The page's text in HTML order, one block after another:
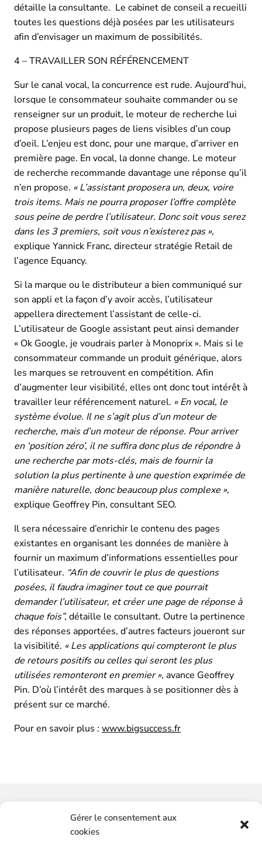
Gérer le consentement aux
cookies
détaille la consultante. Le cabinet de conseil a recueilli
toutes les questions déjà posées par les utilisateurs
afin d’envisager un maximum de possibilités.
4 – TRAVAILLER SON RÉFÉRENCEMENT
Sur le canal vocal, la concurrence est rude. Aujourd’hui,
lorsque le consommateur souhaite commander ou se
renseigner sur un produit, le moteur de recherche lui
propose plusieurs pages de liens visibles d’un coup
d’oeil. L’enjeu est donc, pour une marque, d’arriver en
première page. En vocal, la donne change. Le moteur
de recherche recommande davantage une réponse qu’il
n’en propose. « L’assistant proposera un, deux, voire
trois items. Mais ne pourra proposer l’offre complète
sous peine de perdre l’utilisateur. Donc soit vous serez
dans les 3 premiers, soit vous n’existerez pas »,
explique Yannick Franc, directeur stratégie Retail de
l’agence Equancy.
Si la marque ou le distributeur a bien communiqué sur
son appli et la façon d’y avoir accès, l’utilisateur
appellera directement l’assistant de celle-ci.
L’utilisateur de Google assistant peut ainsi demander
« Ok Google, je voudrais parler à Monoprix ». Mais si le
consommateur commande un produit générique, alors
les marques se retrouvent en compétition. Afin
d’augmenter leur visibilité, elles ont donc tout intérêt à
travailler leur référencement naturel. « En vocal, le
système évolue. Il ne s’agit plus d’un moteur de
recherche, mais d’un moteur de réponse. Pour arriver
en ‘position zéro’, il ne suffira donc plus de répondre à
une recherche par mots-clés, mais de fournir la
solution la plus pertinente à une question exprimée de
manière naturelle, donc beaucoup plus complexe »,
explique Geoffrey Pin, consultant SEO.
Il sera nécessaire d’enrichir le contenu des pages
existantes en organisant les données de manière à
fournir un maximum d’informations essentielles pour
l’utilisateur. “Afin de couvrir le plus de questions
posées, il faudra imaginer tout ce que pourrait
demander l’utilisateur, et créer une page de réponse à
chaque fois”, détaille le consultant. Outre la pertinence
des réponses apportées, d’autres facteurs joueront sur
la visibilité. « Les applications qui compteront le plus
de retours positifs ou celles qui seront les plus
utilisées remonteront en premier », avance Geoffrey
Pin. D’où l’intérêt des marques à se positionner dès à
présent sur ce marché.
Pour en savoir plus : www.bigsuccess.fr
Vous souhaitez-avoir plus
d'informations ?